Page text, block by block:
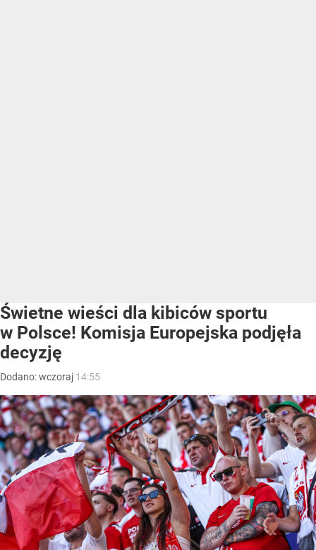
Świetne wieści dla kibiców sportu
w Polsce! Komisja Europejska podjęła
decyzję
Dodano:wczoraj 14:55